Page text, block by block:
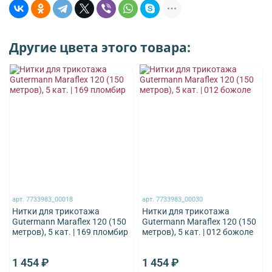
Другие цвета этого товара:
арт.7733983_00018
Нитки для трикотажа
Gutermann Maraflex 120 (150
метров), 5 кат. | 169 пломбир
1 454 ₽
арт.7733983_00030
Нитки для трикотажа
Gutermann Maraflex 120 (150
метров), 5 кат. | 012 божоле
1 454 ₽